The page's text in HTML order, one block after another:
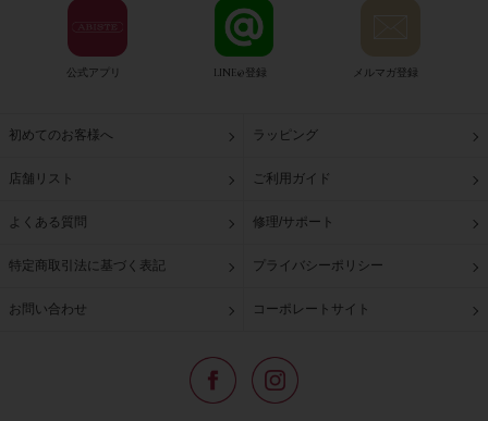
公式アプリ LINE@登録 メルマガ登録
初めてのお客様へ ラッピング
店舗リスト ご利用ガイド
よくある質問 修理/サポート
特定商取引法に基づく表記 プライバシーポリシー
お問い合わせ コーポレートサイト